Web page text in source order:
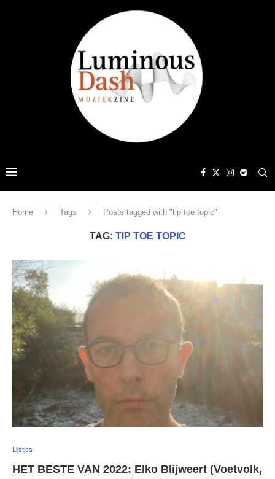
Home Tags Posts tagged with "tip toe topic"
TAG: TIP TOE TOPIC
Lijstjes
HET BESTE VAN 2022: Elko Blijweert (Voetvolk,